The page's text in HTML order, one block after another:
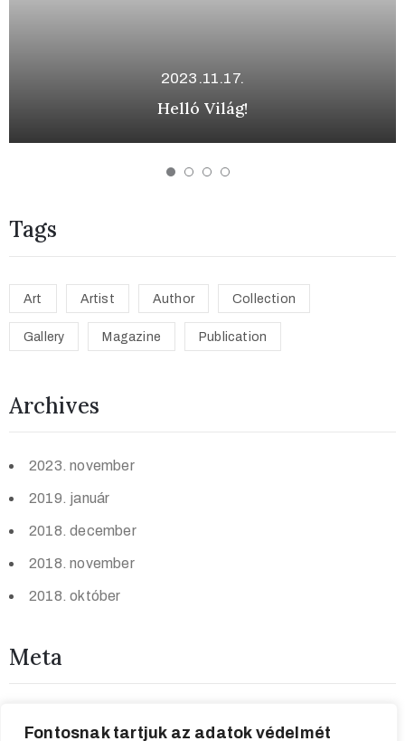
Fontosnak tartjuk az adatok védelmét
2023.11.17.
Helló Világ!
Tags
Art Artist Author Collection
Gallery Magazine Publication
Archives
2023. november
2019. január
2018. december
2018. november
2018. október
Meta